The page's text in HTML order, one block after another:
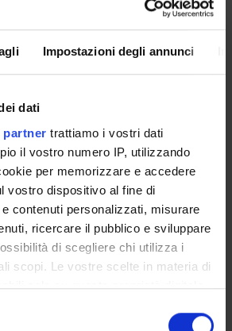
Impostazioni degli annunci
dati
partner trattiamo i vostri dati
il vostro numero IP, utilizzando
per memorizzare e accedere
vostro dispositivo al fine di
contenuti personalizzati, misurare
ricercare il pubblico e sviluppare
di scegliere chi utilizza i
scopi. Le vostre scelte in materia di
solo su questa proprietà digitale
il proprio consenso in qualsiasi
NELLE ORGANIZZAZIONI
The module deals with the
understanding of the interaction
and work environment, with
dynamics of work-related stress and
PROCESSI COMUNICATIVI E
the issue of safety and security
sociological perspective. The dynamics
reflecting on safety and security